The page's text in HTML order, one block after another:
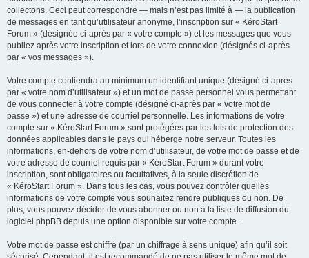
collectons. Ceci peut correspondre — mais n’est pas limité à — la publication
de messages en tant qu’utilisateur anonyme, l’inscription sur « KéroStart
Forum » (désignée ci-après par « votre compte ») et les messages que vous
publiez après votre inscription et lors de votre connexion (désignés ci-après
par « vos messages »).
Votre compte contiendra au minimum un identifiant unique (désigné ci-après
par « votre nom d’utilisateur ») et un mot de passe personnel vous permettant
de vous connecter à votre compte (désigné ci-après par « votre mot de
passe ») et une adresse de courriel personnelle. Les informations de votre
compte sur « KéroStart Forum » sont protégées par les lois de protection des
données applicables dans le pays qui héberge notre serveur. Toutes les
informations, en-dehors de votre nom d’utilisateur, de votre mot de passe et de
votre adresse de courriel requis par « KéroStart Forum » durant votre
inscription, sont obligatoires ou facultatives, à la seule discrétion de
« KéroStart Forum ». Dans tous les cas, vous pouvez contrôler quelles
informations de votre compte vous souhaitez rendre publiques ou non. De
plus, vous pouvez décider de vous abonner ou non à la liste de diffusion du
logiciel phpBB depuis une option disponible sur votre compte.
Votre mot de passe est chiffré (par un chiffrage à sens unique) afin qu’il soit